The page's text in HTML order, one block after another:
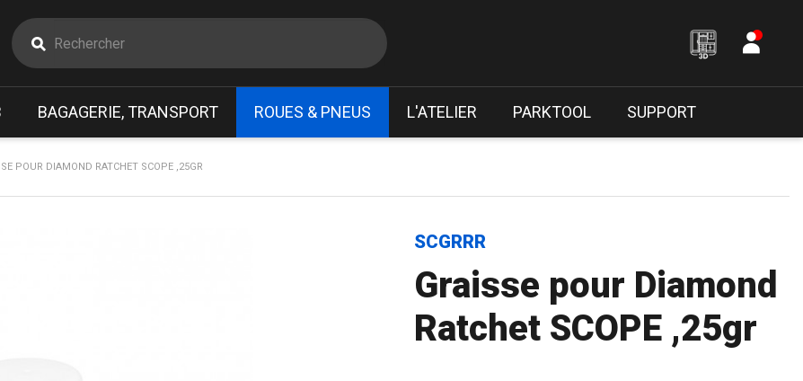
BAGAGERIE, TRANSPORT ROUES & PNEUS L'ATELIER PARKTOOL SUPPORT
POUR DIAMOND RATCHET SCOPE ,25GR
SCGRRR
Graisse pour Diamond
Ratchet SCOPE ,25gr